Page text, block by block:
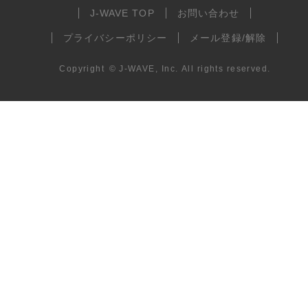
J-WAVE TOP お問い合わせ
プライバシーポリシー メール登録/解除
Copyright © J-WAVE, Inc. All rights reserved.